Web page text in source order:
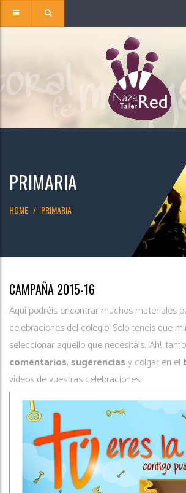
PRIMARIA
HOME PRIMARIA
CAMPAÑA 2015-16
Aquí podréis encontrar muchos materiales
celebraciones del colegio. Solo tenéis que
seleccionar aquello que necesitáis. ¡Ah!,
comentarios, sugerenciasy colgar en el
vídeos de vuestras celebraciones.